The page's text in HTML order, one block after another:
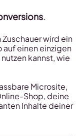
.
wird ein
auf einen einzigen
kannst, wie
Microsite,
Shop, deine
Inhalte deiner